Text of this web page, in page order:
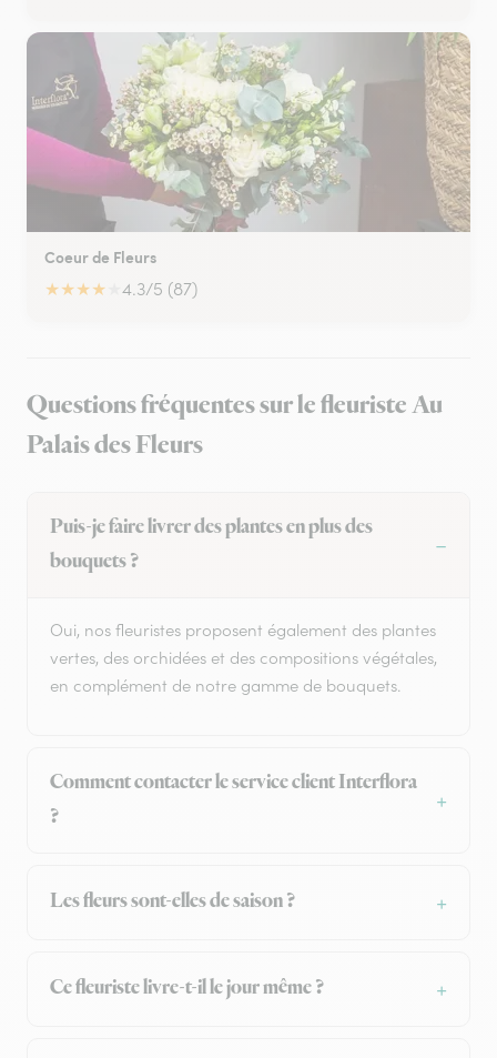
Coeur de Fleurs
★★★★ 4.3/5 (87)
Questions fréquentes sur le fleuriste Au
Palais des Fleurs
Puis-je faire livrer des plantes en plus des
bouquets ?
Oui, nos fleuristes proposent également des plantes
vertes, des orchidées et des compositions végétales,
en complément de notre gamme de bouquets.
Comment contacter le service client Interflora
?
Les fleurs sont-elles de saison ?
Ce fleuriste livre-t-il le jour même ?